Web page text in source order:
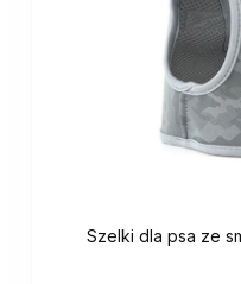
Szelki dla psa ze